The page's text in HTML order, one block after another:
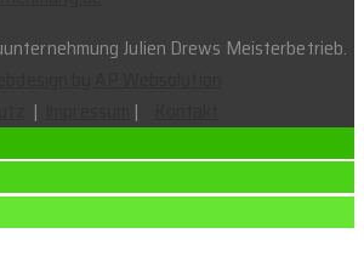
Julien Drews Meisterbetrieb.
| |